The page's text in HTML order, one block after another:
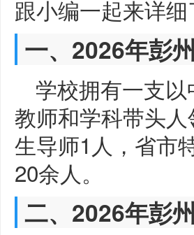
跟小编一起来详
一、2026年彭
学校拥有一支
教师和学科带头
生导师1人，省市
20余人。
二、2026年彭